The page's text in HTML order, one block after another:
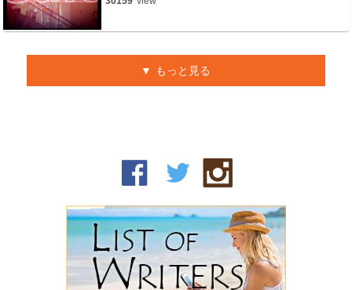
もっと見る